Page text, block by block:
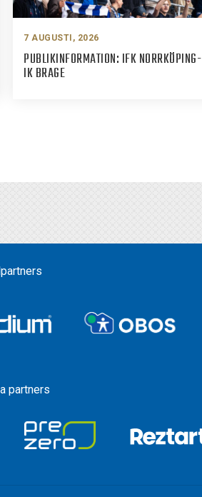
7 AUGUSTI, 2026
PUBLIKINFORMATION: IFK NORRKÖPING-
IK BRAGE
partners